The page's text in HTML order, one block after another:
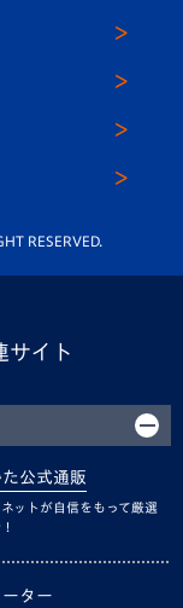
RESERVED.
サイト
公式通販
ットが自信をもって厳選
ター